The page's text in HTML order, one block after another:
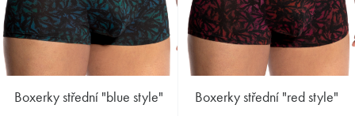
boxerky střední "blue style" boxerky střední "red style"